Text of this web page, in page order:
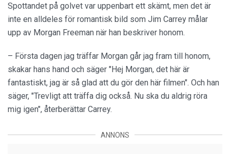
Spottandet på golvet var uppenbart ett skämt, men det är
inte en alldeles för romantisk bild som Jim Carrey målar
upp av Morgan Freeman när han beskriver honom.
– Första dagen jag träffar Morgan går jag fram till honom,
skakar hans hand och säger "Hej Morgan, det här är
fantastiskt, jag är så glad att du gör den här filmen". Och han
säger, "Trevligt att träffa dig också. Nu ska du aldrig röra
mig igen", återberättar Carrey.
ANNONS